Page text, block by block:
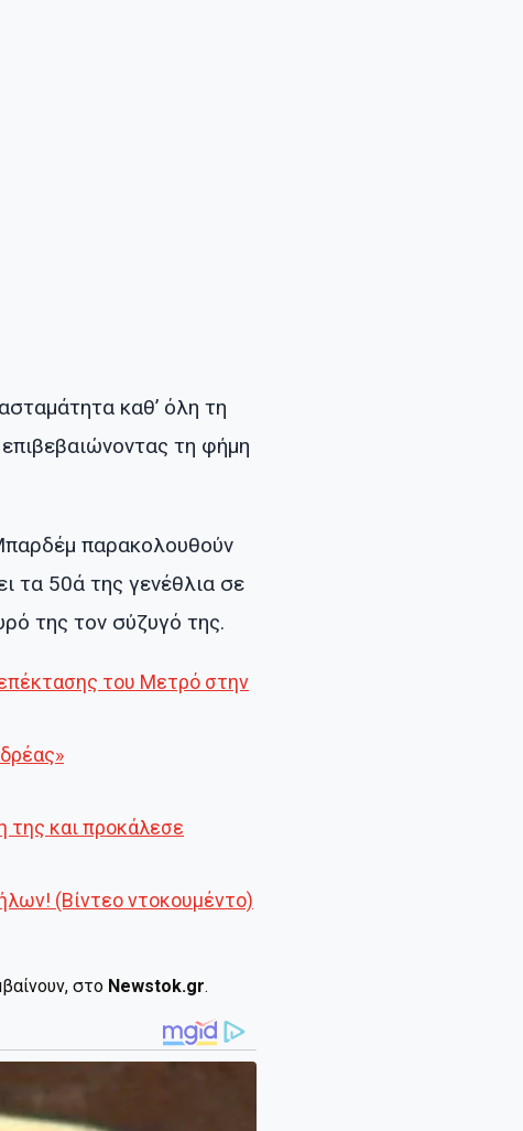
καθ’ όλη τη
τη φήμη
παρακολουθούν
τα 50ά της γενέθλια σε
της τον σύζυγό της.
του Μετρό στην
της και προκάλεσε
(Βίντεο ντοκουμέντο)
στο Newstok.gr.